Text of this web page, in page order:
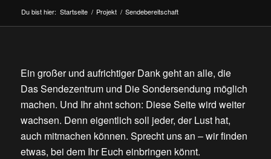
Du bist hier: Startseite / Projekt / Sendebereitschaft
Ein großer und aufrichtiger Dank geht an alle, die
Das Sendezentrum und Die Sondersendung möglich
machen. Und Ihr ahnt schon: Diese Seite wird weiter
wachsen. Denn eigentlich soll jeder, der Lust hat,
auch mitmachen können. Sprecht uns an – wir finden
etwas, bei dem Ihr Euch einbringen könnt.